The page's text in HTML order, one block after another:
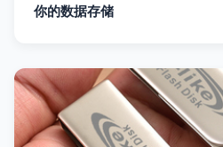
你的数据存储